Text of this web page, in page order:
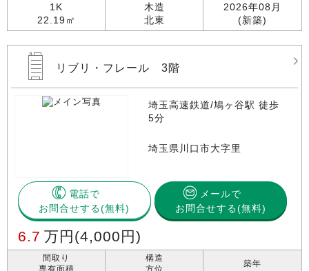
1K
22.19㎡
木造
北東
2026年08月
(新築)
リブリ・フレール 3階
埼玉高速鉄道/鳩ヶ谷駅 徒歩
5分
埼玉県川口市大字里
電話で
お問合せする
メールで
お問合せする(無料)
6.7 万円 (4,000円)
間取り
専有面積
構造
方位
築年